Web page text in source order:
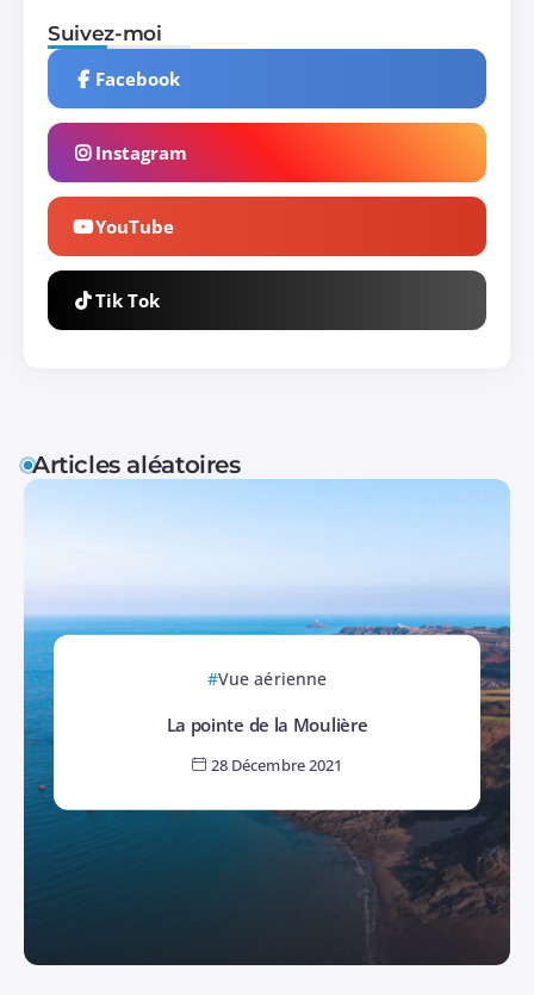
Suivez-moi
Facebook
Instagram
YouTube
Tik Tok
Articles aléatoires
Vue aérienne
La pointe de la Moulière
28 Décembre 2021